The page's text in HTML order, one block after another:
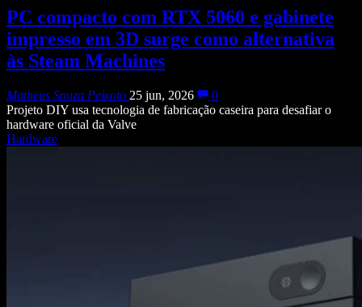
PC compacto com RTX 5060 e gabinete
impresso em 3D surge como alternativa
às Steam Machines
Matheus Souza Peixoto 25 jun, 2026
0
Projeto DIY usa tecnologia de fabricação caseira para desafiar o
hardware oficial da Valve
Hardware